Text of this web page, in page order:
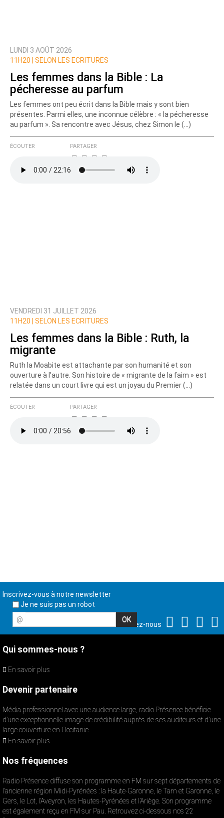
LUNDI 3 AOÛT 2026
11H20 |
SELON LES ECRITURES
Les femmes dans la Bible : La
pécheresse au parfum
Les femmes ont peu écrit dans la Bible mais y sont bien
présentes. Parmi elles, une inconnue célèbre : « la pécheresse
au parfum ». Sa rencontre avec Jésus, chez Simon le (…)
ÉCOUTER PARTAGER
VENDREDI 31 JUILLET 2026
11H20 |
SELON LES ECRITURES
Les femmes dans la Bible : Ruth, la
migrante
Ruth la Moabite est attachante par son humanité et son
ouverture à l’autre. Son histoire de « migrante de la faim » est
relatée dans un court livre qui est un joyau du Premier (…)
ÉCOUTER PARTAGER
Inscrivez-vous à notre newsletter
Je ne suis pas un robot
@
Suivez-nous
Qui sommes-nous ?
En savoir plus
Devenir partenaire
Média professionnel avec une audience large, radio Présence bénéficie
d’une exceptionnelle image de crédibilité auprès de ses auditeurs et d’une
large couverture en Occitanie.
En savoir plus
Nos fréquences
Radio Présence diffuse son programme en FM sur sept départements de
l’ancienne région Midi-Pyrénées : la Haute-Garonne, le Tarn et Garonne, le
Gers, le Lot, l’Aveyron, les Hautes-Pyrénées et l’Ariège. Son programme
est également reçu en FM sur Pau. Retrouvez ci-dessous nos 22